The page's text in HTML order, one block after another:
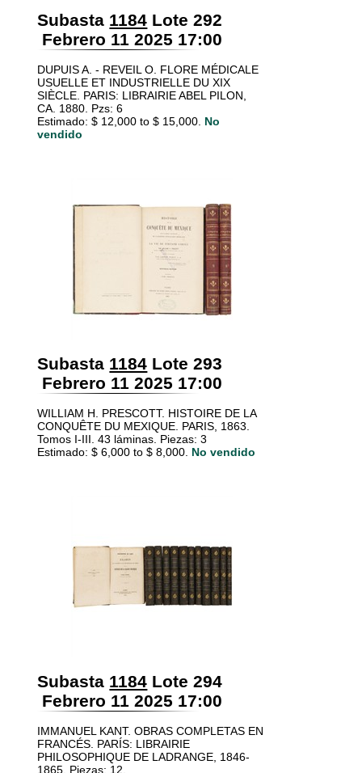
Subasta 1184 Lote 292
Febrero 11 2025 17:00
DUPUIS A. - REVEIL O. FLORE MÉDICALE
USUELLE ET INDUSTRIELLE DU XIX
SIÈCLE. PARIS: LIBRAIRIE ABEL PILON,
CA. 1880. Pzs: 6
Estimado: $ 12,000 to $ 15,000. No
vendido
Subasta 1184 Lote 293
Febrero 11 2025 17:00
WILLIAM H. PRESCOTT. HISTOIRE DE LA
CONQUÊTE DU MEXIQUE. PARIS, 1863.
Tomos I-III. 43 láminas. Piezas: 3
Estimado: $ 6,000 to $ 8,000. No vendido
Subasta 1184 Lote 294
Febrero 11 2025 17:00
IMMANUEL KANT. OBRAS COMPLETAS EN
FRANCÉS. PARÍS: LIBRAIRIE
PHILOSOPHIQUE DE LADRANGE, 1846-
1865. Piezas: 12.